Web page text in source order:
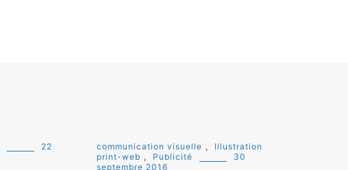
22
communication visuelle ,
Illustration
print-web , Publicité
30
septembre 2016